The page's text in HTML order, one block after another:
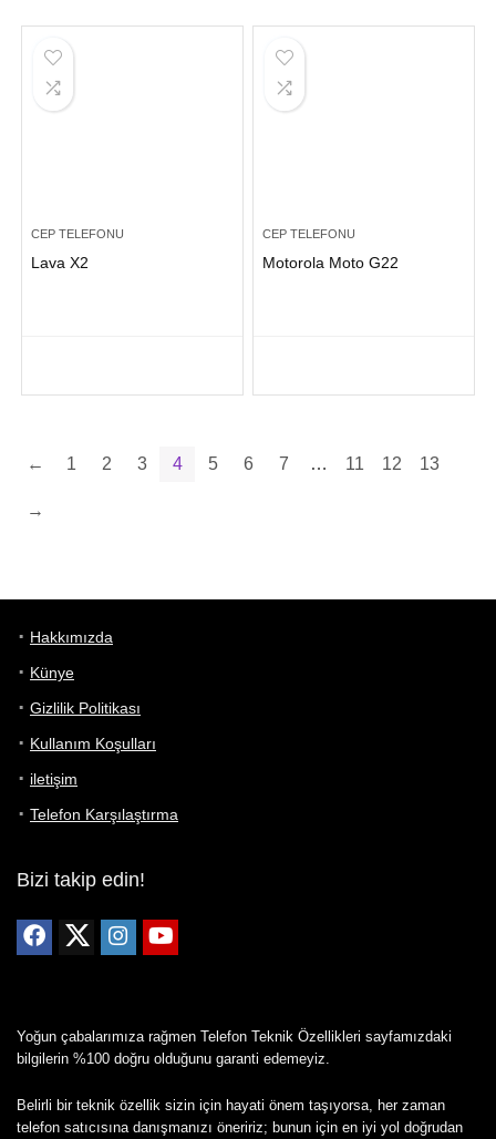
CEP TELEFONU
Lava X2
CEP TELEFONU
Motorola Moto G22
← 1 2 3 4 5 6 7 … 11 12 13
→
Hakkımızda
Künye
Gizlilik Politikası
Kullanım Koşulları
iletişim
Telefon Karşılaştırma
Bizi takip edin!
Yoğun çabalarımıza rağmen Telefon Teknik Özellikleri sayfamızdaki
bilgilerin %100 doğru olduğunu garanti edemeyiz.
Belirli bir teknik özellik sizin için hayati önem taşıyorsa, her zaman
telefon satıcısına danışmanızı öneririz; bunun için en iyi yol doğrudan